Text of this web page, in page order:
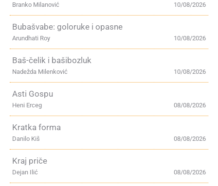
10/08/2026
Branko Milanović
Bubašvabe: goloruke i opasne
10/08/2026
Arundhati Roy
Baš-čelik i bašibozluk
10/08/2026
Nadežda Milenković
Asti Gospu
08/08/2026
Heni Erceg
Kratka forma
08/08/2026
Danilo Kiš
Kraj priče
08/08/2026
Dejan Ilić